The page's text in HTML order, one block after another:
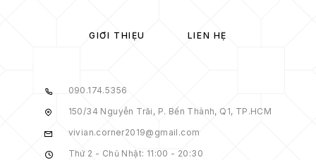
GIỚI THIỆU LIÊN HỆ
090.174.5356
150/34 Nguyễn Trãi, P. Bến Thành, Q1, TP.HCM
vivian.corner2019@gmail.com
Thứ 2 - Chủ Nhật: 11:00 - 20:30